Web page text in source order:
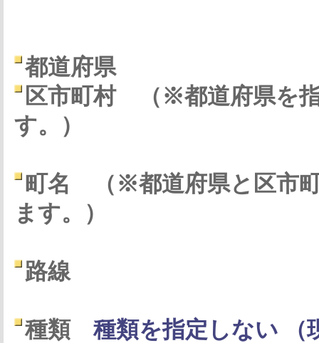
都道府県
区市町村
（※都道府県を
す。）
町名
（※都道府県と区市
ます。）
路線
種類 種類を指定しない （